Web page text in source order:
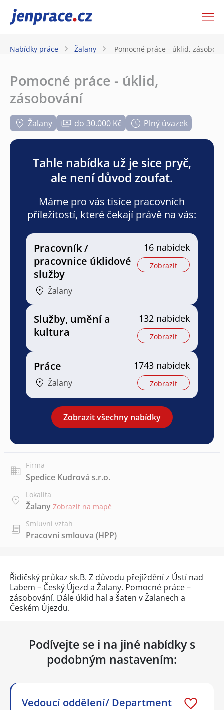
JenPráce.cz
Nabídky práce Žalany Pomocné práce - úklid,
Pomocné práce - úklid,
zásobování
Žalany do 30.000 Kč Plný úvazek
Tahle nabídka už je sice pryč,
ale není důvod zoufat.
Máme pro vás tisíce pracovních
příležitostí, které čekají právě na vás:
Pracovník /
pracovnice úklidové
služby
Žalany
16 nabídek
Zobrazit
Služby, umění a
kultura
132 nabídek
Zobrazit
Práce
Žalany
1743 nabídek
Zobrazit
Zobrazit všechny nabídky
Firma
Spedice Kudrová s.r.o.
Lokalita
Žalany Zobrazit na mapě
Smluvní vztah
Pracovní smlouva (HPP)
Řidičský průkaz sk.B. Z důvodu přejíždění z Ústí nad
Labem – Český Újezd a Žalany. Pomocné práce –
zásobování. Dále úklid hal a šaten v Žalanech a
Českém Újezdu.
Podívejte se i na jiné nabídky s
podobným nastavením:
Vedoucí oddělení/ Department